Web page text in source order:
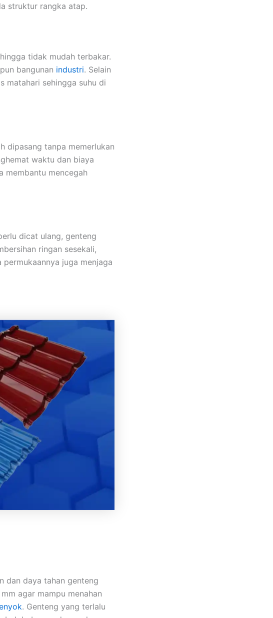
struktur rangka atap.
tidak mudah terbakar.
bangunan industri. Selain
matahari sehingga suhu di
dipasang tanpa memerlukan
waktu dan biaya
membantu mencegah
dicat ulang, genteng
ringan sesekali,
juga menjaga
dan daya tahan genteng
agar mampu menahan
. Genteng yang terlalu